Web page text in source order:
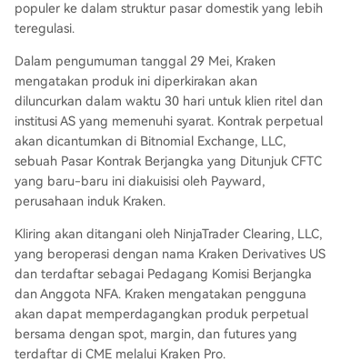
populer ke dalam struktur pasar domestik yang lebih
teregulasi.
Dalam pengumuman tanggal 29 Mei, Kraken
mengatakan produk ini diperkirakan akan
diluncurkan dalam waktu 30 hari untuk klien ritel dan
institusi AS yang memenuhi syarat. Kontrak perpetual
akan dicantumkan di Bitnomial Exchange, LLC,
sebuah Pasar Kontrak Berjangka yang Ditunjuk CFTC
yang baru-baru ini diakuisisi oleh Payward,
perusahaan induk Kraken.
Kliring akan ditangani oleh NinjaTrader Clearing, LLC,
yang beroperasi dengan nama Kraken Derivatives US
dan terdaftar sebagai Pedagang Komisi Berjangka
dan Anggota NFA. Kraken mengatakan pengguna
akan dapat memperdagangkan produk perpetual
bersama dengan spot, margin, dan futures yang
terdaftar di CME melalui Kraken Pro.